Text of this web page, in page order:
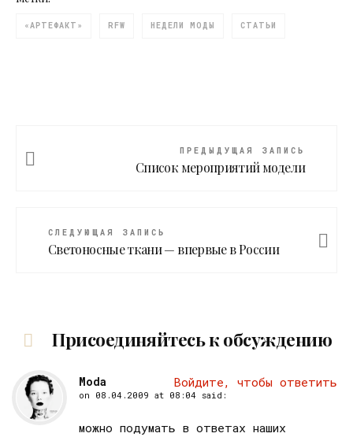
«АРТЕФАКТ» RFW НЕДЕЛИ МОДЫ СТАТЬИ
ПРЕДЫДУЩАЯ ЗАПИСЬ
Список мероприятий модели
СЛЕДУЮЩАЯ ЗАПИСЬ
Светоносные ткани — впервые в России
Присоединяйтесь к обсуждению
Moda
on 08.04.2009 at 08:04 said:
можно подумать в ответах наших
Войдите, чтобы ответить